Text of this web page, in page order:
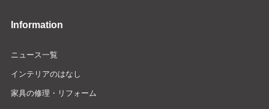
Information
ニュース一覧
インテリアのはなし
家具の修理・リフォーム